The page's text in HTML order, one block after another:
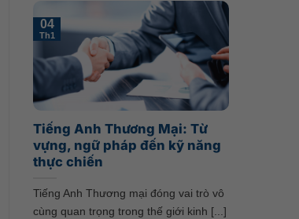
Tiếng Anh Thương Mại: Từ
vựng, ngữ pháp đến kỹ năng
thực chiến
Tiếng Anh Thương mại đóng vai trò vô
cùng quan trọng trong thế giới kinh [...]
04
Th1